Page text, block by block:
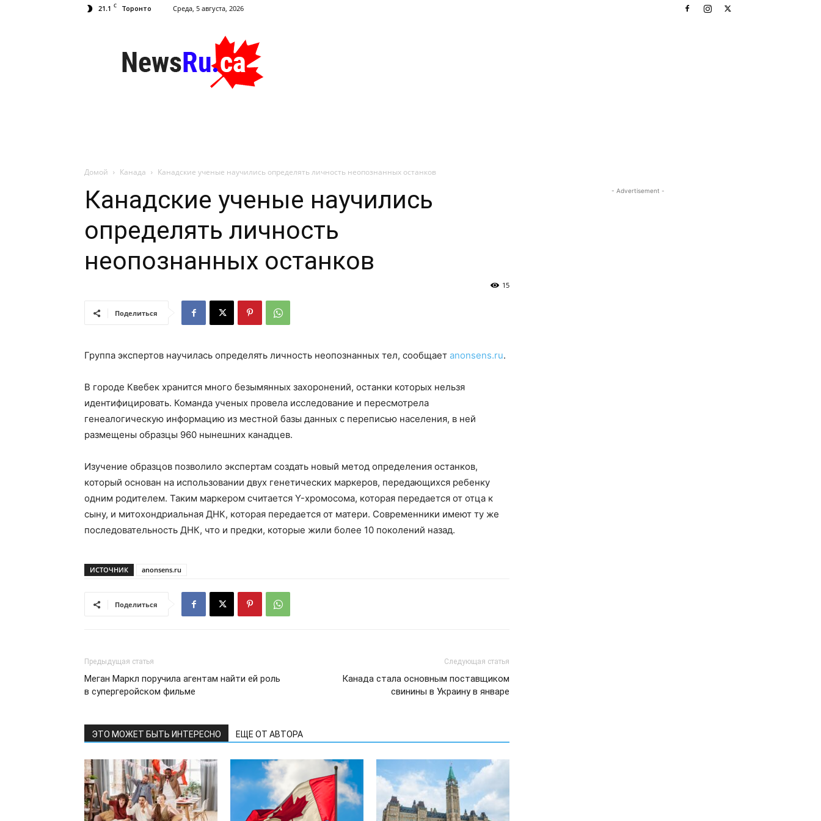
21.1 C Торонто Среда, 5 августа, 2026
NewsRu.Ca
Домой Канада Канадские ученые научились определять личность неопознанных останков
Канадские ученые научились
определять личность
неопознанных останков
15
Поделиться
Группа экспертов научилась определять личность неопознанных тел, сообщает anonsens.ru.
В городе Квебек хранится много безымянных захоронений, останки которых нельзя
идентифицировать. Команда ученых провела исследование и пересмотрела
генеалогическую информацию из местной базы данных с переписью населения, в ней
размещены образцы 960 нынешних канадцев.
Изучение образцов позволило экспертам создать новый метод определения останков,
который основан на использовании двух генетических маркеров, передающихся ребенку
одним родителем. Таким маркером считается Y-хромосома, которая передается от отца к
сыну, и митохондриальная ДНК, которая передается от матери. Современники имеют ту же
последовательность ДНК, что и предки, которые жили более 10 поколений назад.
ИСТОЧНИК anonsens.ru
Поделиться
Предыдущая статья
Меган Маркл поручила агентам найти ей роль
в супергеройском фильме
Следующая статья
Канада стала основным поставщиком
свинины в Украину в январе
ЭТО МОЖЕТ БЫТЬ ИНТЕРЕСНО ЕЩЕ ОТ АВТОРА
- Advertisement -